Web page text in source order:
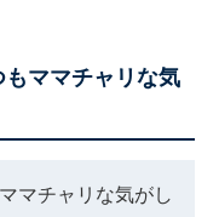
もママチャリな気
マチャリな気がし